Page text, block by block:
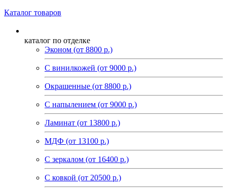
Каталог товаров
каталог по отделке
Эконом (от 8800 р.)
С винилкожей (от 9000 р.)
Окрашенные (от 8800 р.)
С напылением (от 9000 р.)
Ламинат (от 13800 р.)
МДФ (от 13100 р.)
С зеркалом (от 16400 р.)
С ковкой (от 20500 р.)